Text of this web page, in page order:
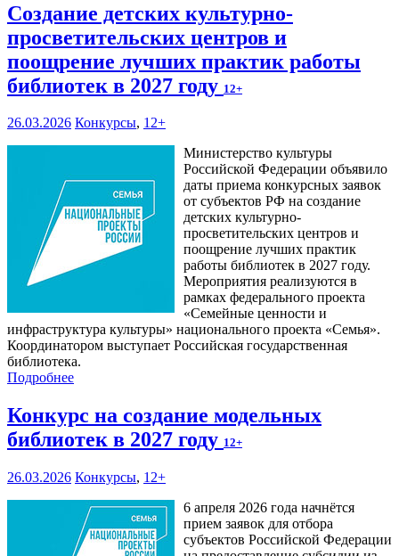
Создание детских культурно-
просветительских центров и
поощрение лучших практик работы
библиотек в 2027 году 12+
26.03.2026 Конкурсы, 12+
Министерство культуры
Российской Федерации объявило
даты приема конкурсных заявок
от субъектов РФ на создание
детских культурно-
просветительских центров и
поощрение лучших практик
работы библиотек в 2027 году.
Мероприятия реализуются в
рамках федерального проекта
«Семейные ценности и
инфраструктура культуры» национального проекта «Семья».
Координатором выступает Российская государственная
библиотека.
Подробнее
Конкурс на создание модельных
библиотек в 2027 году 12+
26.03.2026 Конкурсы, 12+
6 апреля 2026 года начнётся
прием заявок для отбора
субъектов Российской Федерации